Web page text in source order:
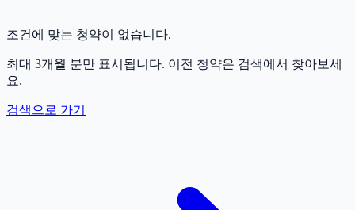
조건에 맞는 청약이 없습니다.
최대 3개월 분만 표시됩니다. 이전 청약은 검색에서 찾아보세
요.
검색으로 가기